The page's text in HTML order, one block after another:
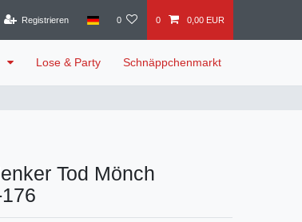
Registrieren 0 0 0,00 EUR
Lose & Party Schnäppchenmarkt
Tod Mönch